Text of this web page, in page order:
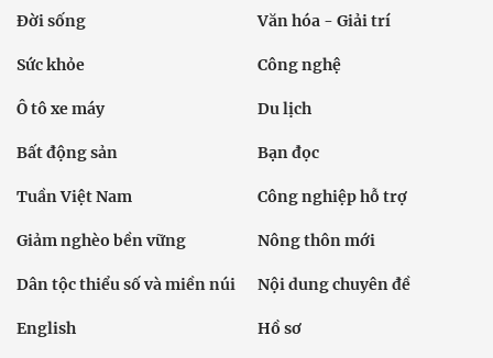
Đời sống Văn hóa - Giải trí
Sức khỏe Công nghệ
Ô tô xe máy Du lịch
Bất động sản Bạn đọc
Tuần Việt Nam Công nghiệp hỗ trợ
Giảm nghèo bền vững Nông thôn mới
Dân tộc thiểu số và miền núi Nội dung chuyên đề
English Hồ sơ